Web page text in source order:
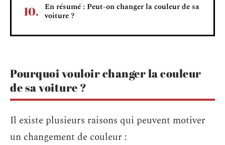
En résumé : Peut-on changer la couleur de sa
voiture ?
Pourquoi vouloir changer la couleur
de sa voiture ?
Il existe plusieurs raisons qui peuvent motiver
un changement de couleur :